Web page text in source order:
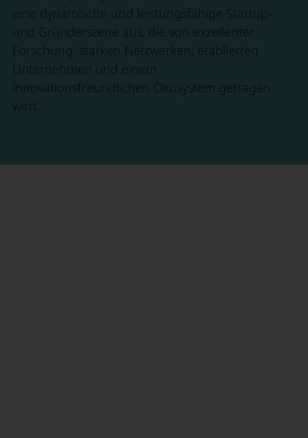
eine dynamische und leistungsfähige Startup‑
und Gründerszene aus, die von exzellenter
Forschung, starken Netzwerken, etablierten
Unternehmen und einem
innovationsfreundlichen Ökosystem getragen
wird.